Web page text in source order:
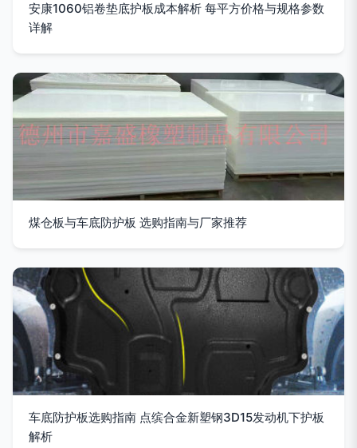
安康1060铝卷垫底护板成本解析 每平方价格与规格参数
详解
煤仓板与车底防护板 选购指南与厂家推荐
车底防护板选购指南 点缤合金新塑钢3D15发动机下护板
解析